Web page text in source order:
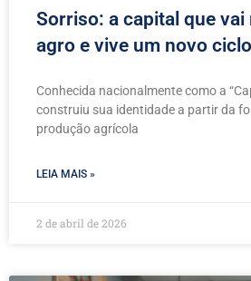
Sorriso: a capital que
agro e vive um novo
Conhecida nacionalmente como a
construiu sua identidade a partir da
produção agrícola
LEIA MAIS »
2 de abril de 2026